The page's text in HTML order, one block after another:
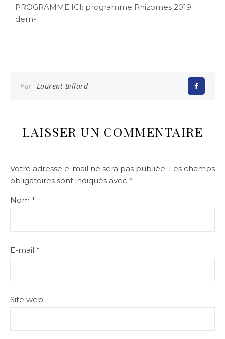
PROGRAMME ICI: programme Rhizomes 2019
dern-
Par Laurent Billard
LAISSER UN COMMENTAIRE
Votre adresse e-mail ne sera pas publiée. Les champs
obligatoires sont indiqués avec *
Nom *
E-mail *
Site web